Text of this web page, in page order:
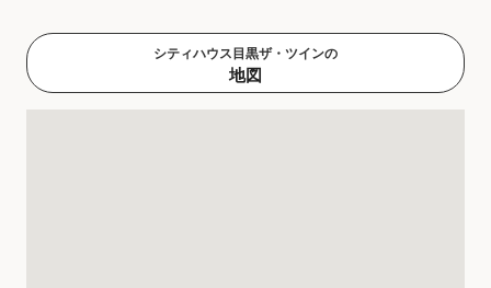
シティハウス目黒ザ・ツインの
地図